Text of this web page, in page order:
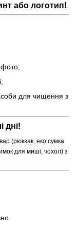
або логотип!
фото;
для чищення з
дні!
(рюкзак, еко сумка
для миші, чохол) з